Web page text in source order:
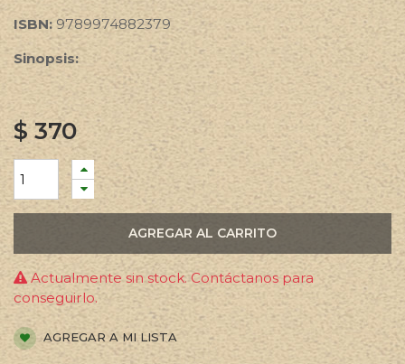
ISBN: 9789974882379
Sinopsis:
$370
AGREGAR AL CARRITO
Actualmente sin stock. Contáctanos para
conseguirlo.
AGREGAR A MI LISTA